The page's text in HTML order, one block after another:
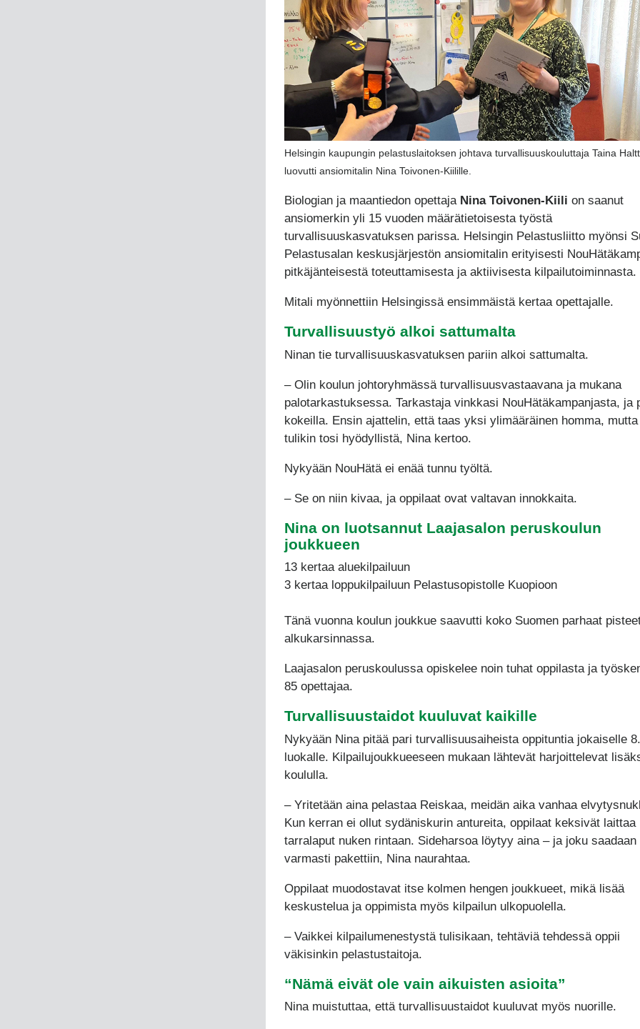
Helsingin kaupungin pelastuslaitoksen johtava turvallisuuskouluttaja Taina
luovutti ansiomitalin Nina Toivonen-Kiilille.
Biologian ja maantiedon opettaja Nina Toivonen-Kiili on saanut
ansiomerkin yli 15 vuoden määrätietoisesta työstä
turvallisuuskasvatuksen parissa. Helsingin Pelastusliitto myönsi
Pelastusalan keskusjärjestön ansiomitalin erityisesti
pitkäjänteisestä toteuttamisesta ja aktiivisesta kilpailutoiminnasta.
Mitali myönnettiin Helsingissä ensimmäistä kertaa opettajalle.
Turvallisuustyö alkoi sattumalta
Ninan tie turvallisuuskasvatuksen pariin alkoi sattumalta.
– Olin koulun johtoryhmässä turvallisuusvastaavana ja mukana
palotarkastuksessa. Tarkastaja vinkkasi NouHätäkampanjasta, ja
kokeilla. Ensin ajattelin, että taas yksi ylimääräinen homma,
tulikin tosi hyödyllistä, Nina kertoo.
Nykyään NouHätä ei enää tunnu työltä.
– Se on niin kivaa, ja oppilaat ovat valtavan innokkaita.
Nina on luotsannut Laajasalon peruskoulun
joukkueen
13 kertaa aluekilpailuun
3 kertaa loppukilpailuun Pelastusopistolle Kuopioon
Tänä vuonna koulun joukkue saavutti koko Suomen parhaat
alkukarsinnassa.
Laajasalon peruskoulussa opiskelee noin tuhat oppilasta ja
85 opettajaa.
Turvallisuustaidot kuuluvat kaikille
Nykyään Nina pitää pari turvallisuusaiheista oppituntia jokaiselle 8.
luokalle. Kilpailujoukkueeseen mukaan lähtevät harjoittelevat
koululla.
– Yritetään aina pelastaa Reiskaa, meidän aika vanhaa
Kun kerran ei ollut sydäniskurin antureita, oppilaat keksivät laittaa
tarralaput nuken rintaan. Sideharsoa löytyy aina – ja joku saadaan
varmasti pakettiin, Nina naurahtaa.
Oppilaat muodostavat itse kolmen hengen joukkueet, mikä lisää
keskustelua ja oppimista myös kilpailun ulkopuolella.
– Vaikkei kilpailumenestystä tulisikaan, tehtäviä tehdessä oppii
väkisinkin pelastustaitoja.
“Nämä eivät ole vain aikuisten asioita”
Nina muistuttaa, että turvallisuustaidot kuuluvat myös nuorille.